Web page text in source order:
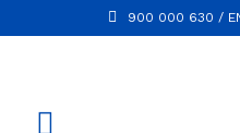
900 000 630 /